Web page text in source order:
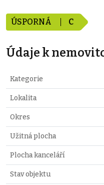
ÚSPORNÁ C
Údaje k
Kategorie
Lokalita
Okres
Užitná plocha
Plocha kanceláří
Stav objektu